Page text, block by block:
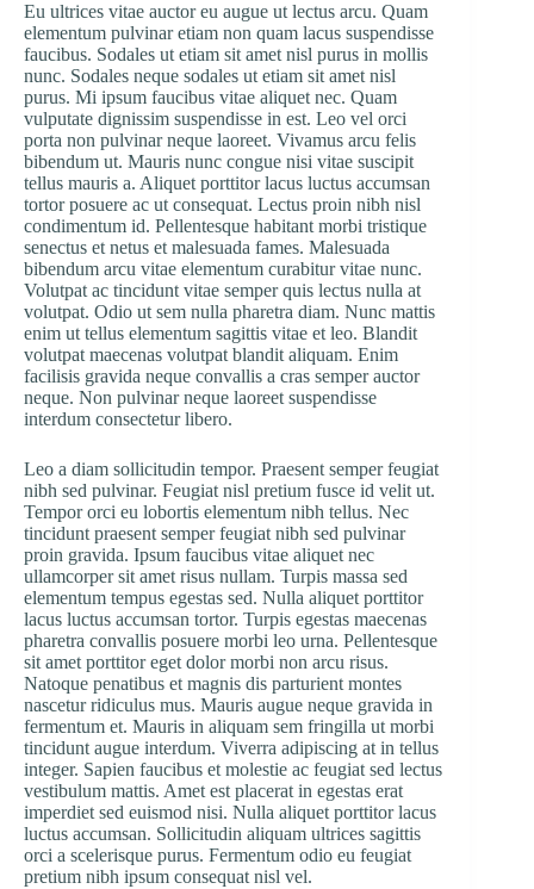
Eu ultrices vitae auctor eu augue ut lectus arcu. Quam
elementum pulvinar etiam non quam lacus suspendisse
faucibus. Sodales ut etiam sit amet nisl purus in mollis
nunc. Sodales neque sodales ut etiam sit amet nisl
purus. Mi ipsum faucibus vitae aliquet nec. Quam
vulputate dignissim suspendisse in est. Leo vel orci
porta non pulvinar neque laoreet. Vivamus arcu felis
bibendum ut. Mauris nunc congue nisi vitae suscipit
tellus mauris a. Aliquet porttitor lacus luctus accumsan
tortor posuere ac ut consequat. Lectus proin nibh nisl
condimentum id. Pellentesque habitant morbi tristique
senectus et netus et malesuada fames. Malesuada
bibendum arcu vitae elementum curabitur vitae nunc.
Volutpat ac tincidunt vitae semper quis lectus nulla at
volutpat. Odio ut sem nulla pharetra diam. Nunc mattis
enim ut tellus elementum sagittis vitae et leo. Blandit
volutpat maecenas volutpat blandit aliquam. Enim
facilisis gravida neque convallis a cras semper auctor
neque. Non pulvinar neque laoreet suspendisse
interdum consectetur libero.
Leo a diam sollicitudin tempor. Praesent semper feugiat
nibh sed pulvinar. Feugiat nisl pretium fusce id velit ut.
Tempor orci eu lobortis elementum nibh tellus. Nec
tincidunt praesent semper feugiat nibh sed pulvinar
proin gravida. Ipsum faucibus vitae aliquet nec
ullamcorper sit amet risus nullam. Turpis massa sed
elementum tempus egestas sed. Nulla aliquet porttitor
lacus luctus accumsan tortor. Turpis egestas maecenas
pharetra convallis posuere morbi leo urna. Pellentesque
sit amet porttitor eget dolor morbi non arcu risus.
Natoque penatibus et magnis dis parturient montes
nascetur ridiculus mus. Mauris augue neque gravida in
fermentum et. Mauris in aliquam sem fringilla ut morbi
tincidunt augue interdum. Viverra adipiscing at in tellus
integer. Sapien faucibus et molestie ac feugiat sed lectus
vestibulum mattis. Amet est placerat in egestas erat
imperdiet sed euismod nisi. Nulla aliquet porttitor lacus
luctus accumsan. Sollicitudin aliquam ultrices sagittis
orci a scelerisque purus. Fermentum odio eu feugiat
pretium nibh ipsum consequat nisl vel.